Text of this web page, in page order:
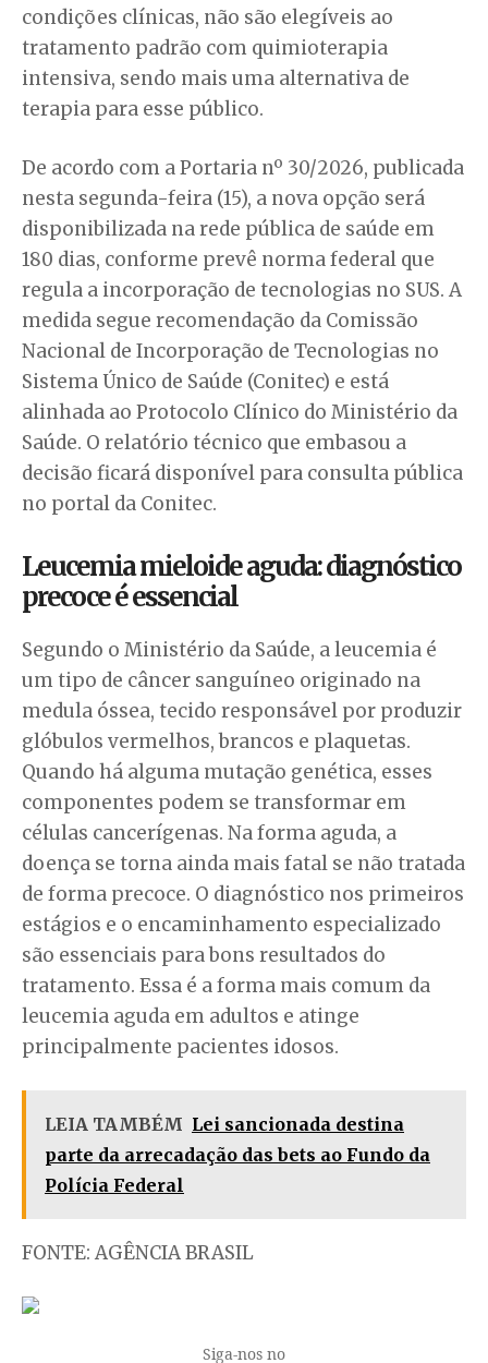
condições clínicas, não são elegíveis ao
tratamento padrão com quimioterapia
intensiva, sendo mais uma alternativa de
terapia para esse público.
De acordo com a Portaria nº 30/2026, publicada
nesta segunda-feira (15), a nova opção será
disponibilizada na rede pública de saúde em
180 dias, conforme prevê norma federal que
regula a incorporação de tecnologias no SUS. A
medida segue recomendação da Comissão
Nacional de Incorporação de Tecnologias no
Sistema Único de Saúde (Conitec) e está
alinhada ao Protocolo Clínico do Ministério da
Saúde. O relatório técnico que embasou a
decisão ficará disponível para consulta pública
no portal da Conitec.
Leucemia mieloide aguda: diagnóstico
precoce é essencial
Segundo o Ministério da Saúde, a leucemia é
um tipo de câncer sanguíneo originado na
medula óssea, tecido responsável por produzir
glóbulos vermelhos, brancos e plaquetas.
Quando há alguma mutação genética, esses
componentes podem se transformar em
células cancerígenas. Na forma aguda, a
doença se torna ainda mais fatal se não tratada
de forma precoce. O diagnóstico nos primeiros
estágios e o encaminhamento especializado
são essenciais para bons resultados do
tratamento. Essa é a forma mais comum da
leucemia aguda em adultos e atinge
principalmente pacientes idosos.
LEIA TAMBÉM Lei sancionada destina
parte da arrecadação das bets ao Fundo da
Polícia Federal
FONTE: AGÊNCIA BRASIL
Siga-nos no